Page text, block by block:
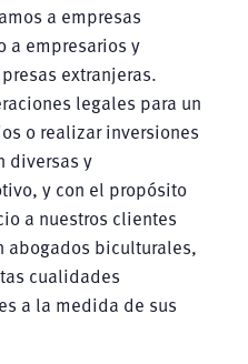
a empresas
a empresarios y
extranjeras.
legales para un
o realizar inversiones
diversas y
y con el propósito
a nuestros clientes
abogados biculturales,
cualidades
a la medida de sus